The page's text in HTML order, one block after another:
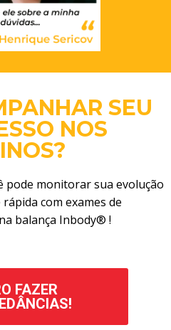
SEU
NOS
pode monitorar sua evolução
com exames de
balança Inbody® !
FAZER